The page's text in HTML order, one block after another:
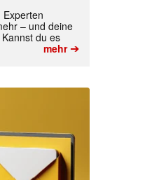
Experten
– und deine
du es
mehr➔